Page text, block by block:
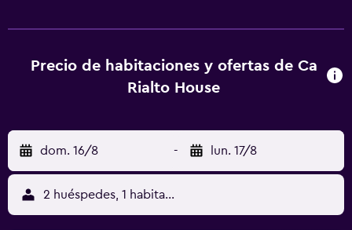
Precio de habitaciones y ofertas de Ca
Rialto House
dom. 16/8 - lun. 17/8
2 huéspedes, 1 habitación